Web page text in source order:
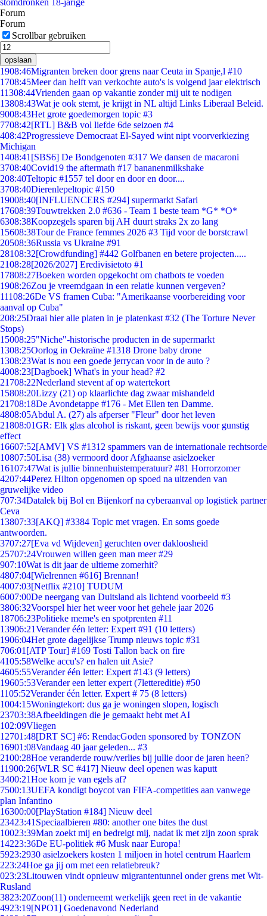
stomdronken 18-jarige
Forum
Forum
Scrollbar gebruiken
opslaan
1908:46Migranten breken door grens naar Ceuta in Spanje,l #10
1708:45Meer dan helft van verkochte auto's is volgend jaar elektrisch
11308:44Vrienden gaan op vakantie zonder mij uit te nodigen
13808:43Wat je ook stemt, je krijgt in NL altijd Links Liberaal Beleid.
9008:43Het grote goedemorgen topic #3
7708:42[RTL] B&B vol liefde 6de seizoen #4
408:42Progressieve Democraat El-Sayed wint nipt voorverkiezing
Michigan
1408:41 [SBS6] De Bondgenoten #317 We dansen de macaroni
3708:40Covid19 the aftermath #17 bananenmilkshake
208:40Teltopic #1557 tel door en door en door....
3708:40Dierenlepeltopic #150
19008:40[INFLUENCERS #294] supermarkt Safari
17608:39Touwtrekken 2.0 #636 - Team 1 beste team *G* *O*
6308:38Koopzegels sparen bij AH duurt straks 2x zo lang
15608:38Tour de France femmes 2026 #3 Tijd voor de borstcrawl
20508:36Russia vs Ukraine #91
28108:32[Crowdfunding] #442 Golfbanen en betere projecten.....
2108:28[2026/2027] Eredivisietoto #1
17808:27Boeken worden opgekocht om chatbots te voeden
1908:26Zou je vreemdgaan in een relatie kunnen vergeven?
11108:26De VS framen Cuba: "Amerikaanse voorbereiding voor
aanval op Cuba"
208:25Draai hier alle platen in je platenkast #32 (The Torture Never
Stops)
15008:25"Niche"-historische producten in de supermarkt
1308:25Oorlog in Oekraïne #1318 Drone baby drone
1308:23Wat is nou een goede jerrycan voor in de auto ?
4008:23[Dagboek] What's in your head? #2
21708:22Nederland stevent af op watertekort
15808:20Lizzy (21) op klaarlichte dag zwaar mishandeld
21708:18De Avondetappe #176 - Met Ellen ten Damme.
4808:05Abdul A. (27) als afperser "Fleur" door het leven
21808:01GR: Elk glas alcohol is riskant, geen bewijs voor gunstig
effect
16607:52[AMV] VS #1312 spammers van de internationale rechtsorde
10807:50Lisa (38) vermoord door Afghaanse asielzoeker
16107:47Wat is jullie binnenhuistemperatuur? #81 Horrorzomer
4207:44Perez Hilton opgenomen op spoed na uitzenden van
gruwelijke video
707:34Datalek bij Bol en Bijenkorf na cyberaanval op logistiek partner
Ceva
13807:33[AKQ] #3384 Topic met vragen. En soms goede
antwoorden.
3707:27[Eva vd Wijdeven] geruchten over dakloosheid
25707:24Vrouwen willen geen man meer #29
907:10Wat is dit jaar de ultieme zomerhit?
4807:04[Wielrennen #616] Brennan!
4007:03[Netflix #210] TUDUM
6007:00De neergang van Duitsland als lichtend voorbeeld #3
3806:32Voorspel hier het weer voor het gehele jaar 2026
18706:23Politieke meme's en spotprenten #11
13906:21Verander één letter: Expert #91 (10 letters)
1906:04Het grote dagelijkse Trump nieuws topic #31
706:01 [ATP Tour] #169 Tosti Tallon back on fire
4105:58Welke accu's? en halen uit Asie?
4605:55Verander één letter: Expert #143 (9 letters)
19605:53Verander een letter expert (7lettereditie) #50
1105:52Verander één letter. Expert # 75 (8 letters)
1004:15Woningtekort: dus ga je woningen slopen, logisch
23703:38Afbeeldingen die je gemaakt hebt met AI
102:09Vliegen
12701:48[DRT SC] #6: RendacGoden sponsored by TONZON
16901:08Vandaag 40 jaar geleden... #3
2100:28Hoe veranderde rouw/verlies bij jullie door de jaren heen?
11900:26[WLR SC #417] Nieuw deel openen was kaputt
3400:21Hoe kom je van egels af?
7500:13UEFA kondigt boycot van FIFA-competities aan vanwege
plan Infantino
16300:00[PlayStation #184] Nieuw deel
23423:41 Speciaalbieren #80: another one bites the dust
10023:39Man zoekt mij en bedreigt mij, nadat ik met zijn zoon sprak
14223:36De EU-politiek #6 Musk naar Europa!
5923:2930 asielzoekers kosten 1 miljoen in hotel centrum Haarlem
223:24Hoe ga jij om met een relatiebreuk?
023:23Litouwen vindt opnieuw migrantentunnel onder grens met Wit-
Rusland
3823:20Zoon(11) onderneemt werkelijk geen reet in de vakantie
4923:19[NPO1] Goedenavond Nederland